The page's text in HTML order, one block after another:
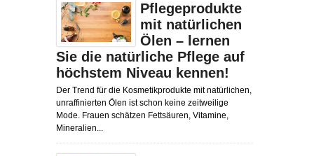
Pflegeprodukte
mit natürlichen
Ölen – lernen
Sie die natürliche Pflege auf
höchstem Niveau kennen!
Der Trend für die Kosmetikprodukte mit natürlichen,
unraffinierten Ölen ist schon keine zeitweilige
Mode. Frauen schätzen Fettsäuren, Vitamine,
Mineralien...